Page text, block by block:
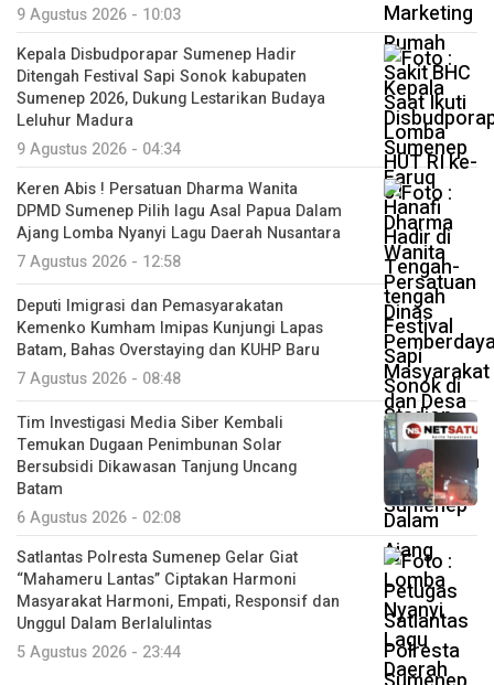
9 Agustus 2026 - 10:03
Kepala Disbudporapar Sumenep Hadir
Ditengah Festival Sapi Sonok kabupaten
Sumenep 2026, Dukung Lestarikan Budaya
Leluhur Madura
9 Agustus 2026 - 04:34
Keren Abis ! Persatuan Dharma Wanita
DPMD Sumenep Pilih lagu Asal Papua Dalam
Ajang Lomba Nyanyi Lagu Daerah Nusantara
7 Agustus 2026 - 12:58
Deputi Imigrasi dan Pemasyarakatan
Kemenko Kumham Imipas Kunjungi Lapas
Batam, Bahas Overstaying dan KUHP Baru
7 Agustus 2026 - 08:48
Tim Investigasi Media Siber Kembali
Temukan Dugaan Penimbunan Solar
Bersubsidi Dikawasan Tanjung Uncang
Batam
6 Agustus 2026 - 02:08
Satlantas Polresta Sumenep Gelar Giat
“Mahameru Lantas” Ciptakan Harmoni
Masyarakat Harmoni, Empati, Responsif dan
Unggul Dalam Berlalulintas
5 Agustus 2026 - 23:44